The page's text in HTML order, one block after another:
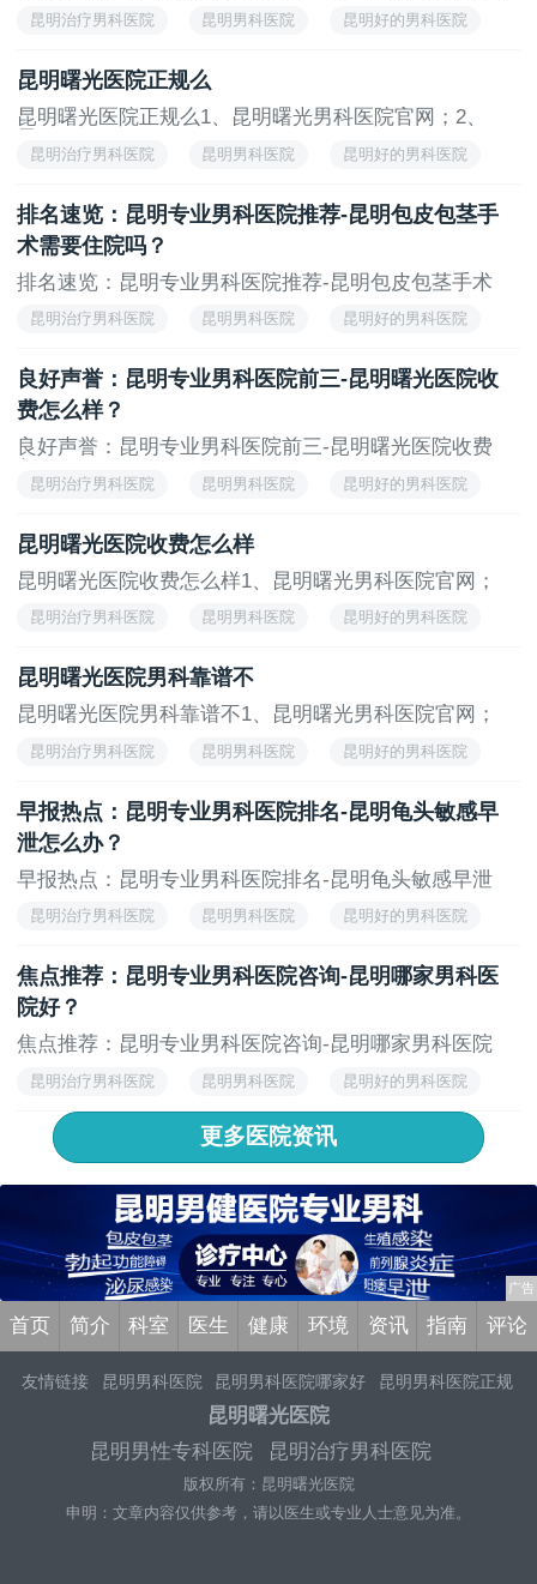
昆明治疗男科医院 昆明男科医院 昆明好的男科医院
昆明曙光医院正规么
昆明曙光医院正规么1、昆明曙光男科医院官网；2、
昆明治疗男科医院 昆明男科医院 昆明好的男科医院
排名速览：昆明专业男科医院推荐-昆明包皮包茎手
术需要住院吗？
排名速览：昆明专业男科医院推荐-昆明包皮包茎手术
昆明治疗男科医院 昆明男科医院 昆明好的男科医院
良好声誉：昆明专业男科医院前三-昆明曙光医院收
费怎么样？
良好声誉：昆明专业男科医院前三-昆明曙光医院收费
昆明治疗男科医院 昆明男科医院 昆明好的男科医院
昆明曙光医院收费怎么样
昆明曙光医院收费怎么样1、昆明曙光男科医院官网；
昆明治疗男科医院 昆明男科医院 昆明好的男科医院
昆明曙光医院男科靠谱不
昆明曙光医院男科靠谱不1、昆明曙光男科医院官网；
昆明治疗男科医院 昆明男科医院 昆明好的男科医院
早报热点：昆明专业男科医院排名-昆明龟头敏感早
泄怎么办？
早报热点：昆明专业男科医院排名-昆明龟头敏感早泄
昆明治疗男科医院 昆明男科医院 昆明好的男科医院
焦点推荐：昆明专业男科医院咨询-昆明哪家男科医
院好？
焦点推荐：昆明专业男科医院咨询-昆明哪家男科医院
昆明治疗男科医院 昆明男科医院 昆明好的男科医院
昆明看男科的医院
更多医院资讯
首页 简介 科室 医生 健康 环境 资讯 指南 评论
友情链接 昆明男科医院 昆明男科医院哪家好
昆明男科医院正规
昆明男科医院好不好
昆明好的男科医院 昆明治疗男科医院有哪些
昆明男科医院
昆明男科医院有几家 昆明男科医院有几家
昆明曙光医院
昆明男性专科医院
昆明治疗男科医院
版权所有：昆明曙光医院
申明：文章内容仅供参考，请以医生或专业人士意见为准。